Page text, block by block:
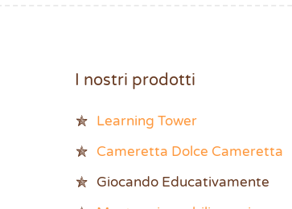
I nostri prodotti
Learning Tower
Cameretta Dolce Cameretta
Giocando Educativamente